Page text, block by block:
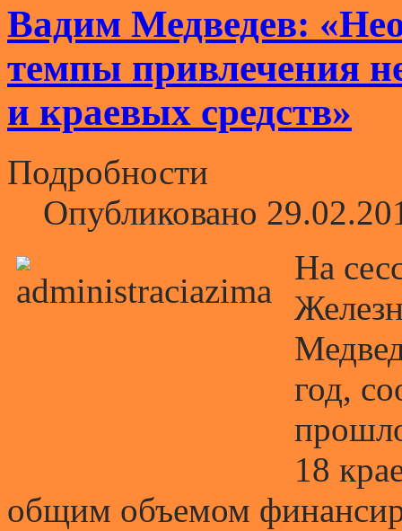
Вадим Медведев:
темпы привлечения
и краевых средств»
Подробности
Опубликовано
На
год,
18
общим объемом